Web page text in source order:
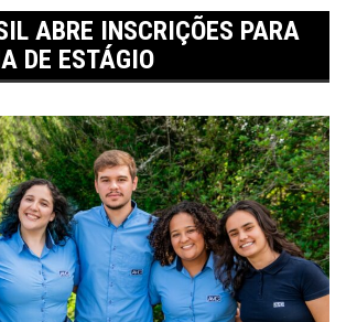
ABRE INSCRIÇÕES PARA
DE ESTÁGIO